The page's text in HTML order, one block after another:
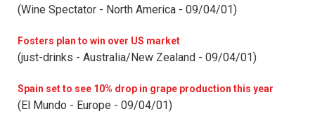
(Wine Spectator - North America - 09/04/01)
Fosters plan to win over US market
(just-drinks - Australia/New Zealand - 09/04/01)
Spain set to see 10% drop in grape production this year
(El Mundo - Europe - 09/04/01)